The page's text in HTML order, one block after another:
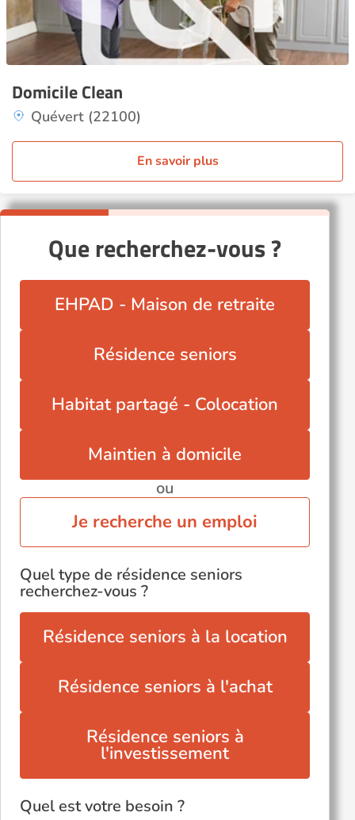
Domicile Clean
Quévert (22100)
En savoir plus
Que recherchez-vous ?
EHPAD - Maison de retraite
Résidence seniors
Habitat partagé - Colocation
Maintien à domicile
ou
Je recherche un emploi
Quel type de résidence seniors
recherchez-vous ?
Résidence seniors à la location
Résidence seniors à l'achat
Résidence seniors à
l'investissement
Quel est votre besoin ?